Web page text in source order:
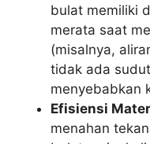
bulat memiliki
merata saat
(misalnya,
tidak ada
menyebabkan
Efisiensi
menahan